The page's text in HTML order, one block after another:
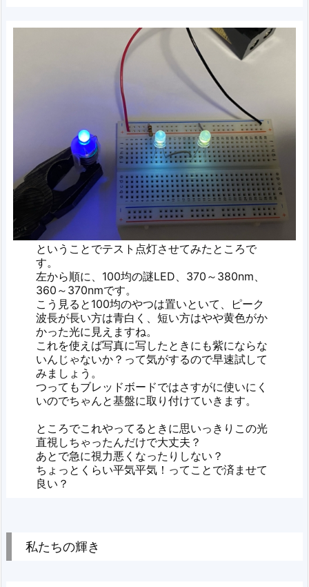
ということでテスト点灯させてみたところで
す。
左から順に、100均の謎LED、370～380nm、
360～370nmです。
こう見ると100均のやつは置いといて、ピーク
波長が長い方は青白く、短い方はやや黄色がか
かった光に見えますね。
これを使えば写真に写したときにも紫にならな
いんじゃないか？って気がするので早速試して
みましょう。
つってもブレッドボードではさすがに使いにく
いのでちゃんと基盤に取り付けていきます。
ところでこれやってるときに思いっきりこの光
直視しちゃったんだけで大丈夫？
あとで急に視力悪くなったりしない？
ちょっとくらい平気平気！ってことで済ませて
良い？
私たちの輝き